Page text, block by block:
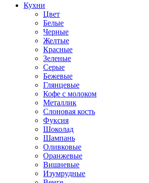
Кухни
Цвет
Белые
Черные
Желтые
Красные
Зеленые
Серые
Бежевые
Глянцевые
Кофе с молоком
Металлик
Слоновая кость
Фуксия
Шоколад
Шампань
Оливковые
Оранжевые
Вишневые
Изумрудные